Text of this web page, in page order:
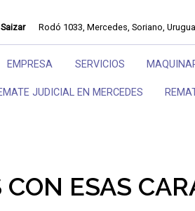
Rodó 1033, Mercedes, Soriano,
EMPRESA SERVICIOS
JUDICIAL EN MERCEDES
ESAS